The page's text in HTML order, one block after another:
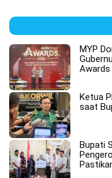
MYP
Awards
Ketua
saat
Bupati